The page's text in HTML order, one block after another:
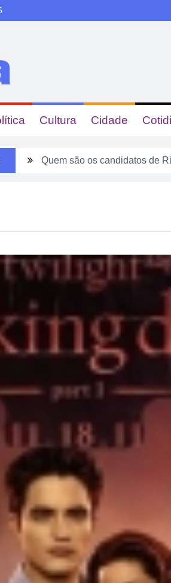
Cultura Cidade
Quem são os candidatos de
Sábado pode sacudir a
Irmão é preso após mulher
Homem é mantido em
Rio Verde avança nos anos
Rio Verde recebe a 2ª etapa
Buriti Shopping recebe